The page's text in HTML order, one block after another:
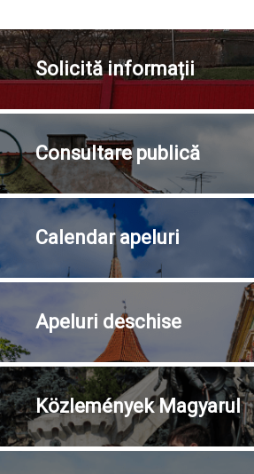
Solicităinformații
Consultarepublică
Calendarapeluri
Apeluri deschise
KözleményekMagyarul